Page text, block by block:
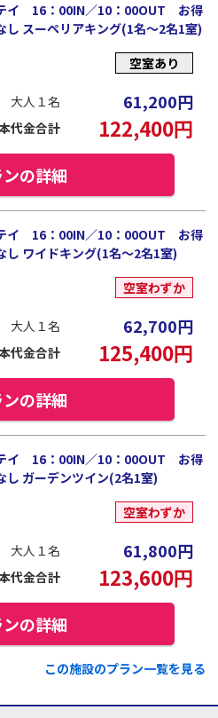
テイ 16：00IN／10：00OUT お得
し スーペリアキング(1名～2名1室)
空室あり
大人１名 61,200円
代金合計 122,400円
の詳細
テイ 16：00IN／10：00OUT お得
し ワイドキング(1名～2名1室)
空室わずか
大人１名 62,700円
代金合計 125,400円
の詳細
テイ 16：00IN／10：00OUT お得
し ガーデンツイン(2名1室)
空室わずか
大人１名 61,800円
代金合計 123,600円
の詳細
この施設のプラン一覧を見る